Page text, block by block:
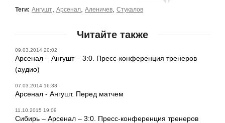
Теги: Ангушт Арсенал Аленичев Стукалов
Читайте также
09.03.2014 20:02
Арсенал – Ангушт – 3:0. Пресс-конференция тренеров
(аудио)
07.03.2014 16:38
Арсенал - Ангушт. Перед матчем
11.10.2015 19:09
Сибирь – Арсенал – 3:0. Пресс-конференция тренеров